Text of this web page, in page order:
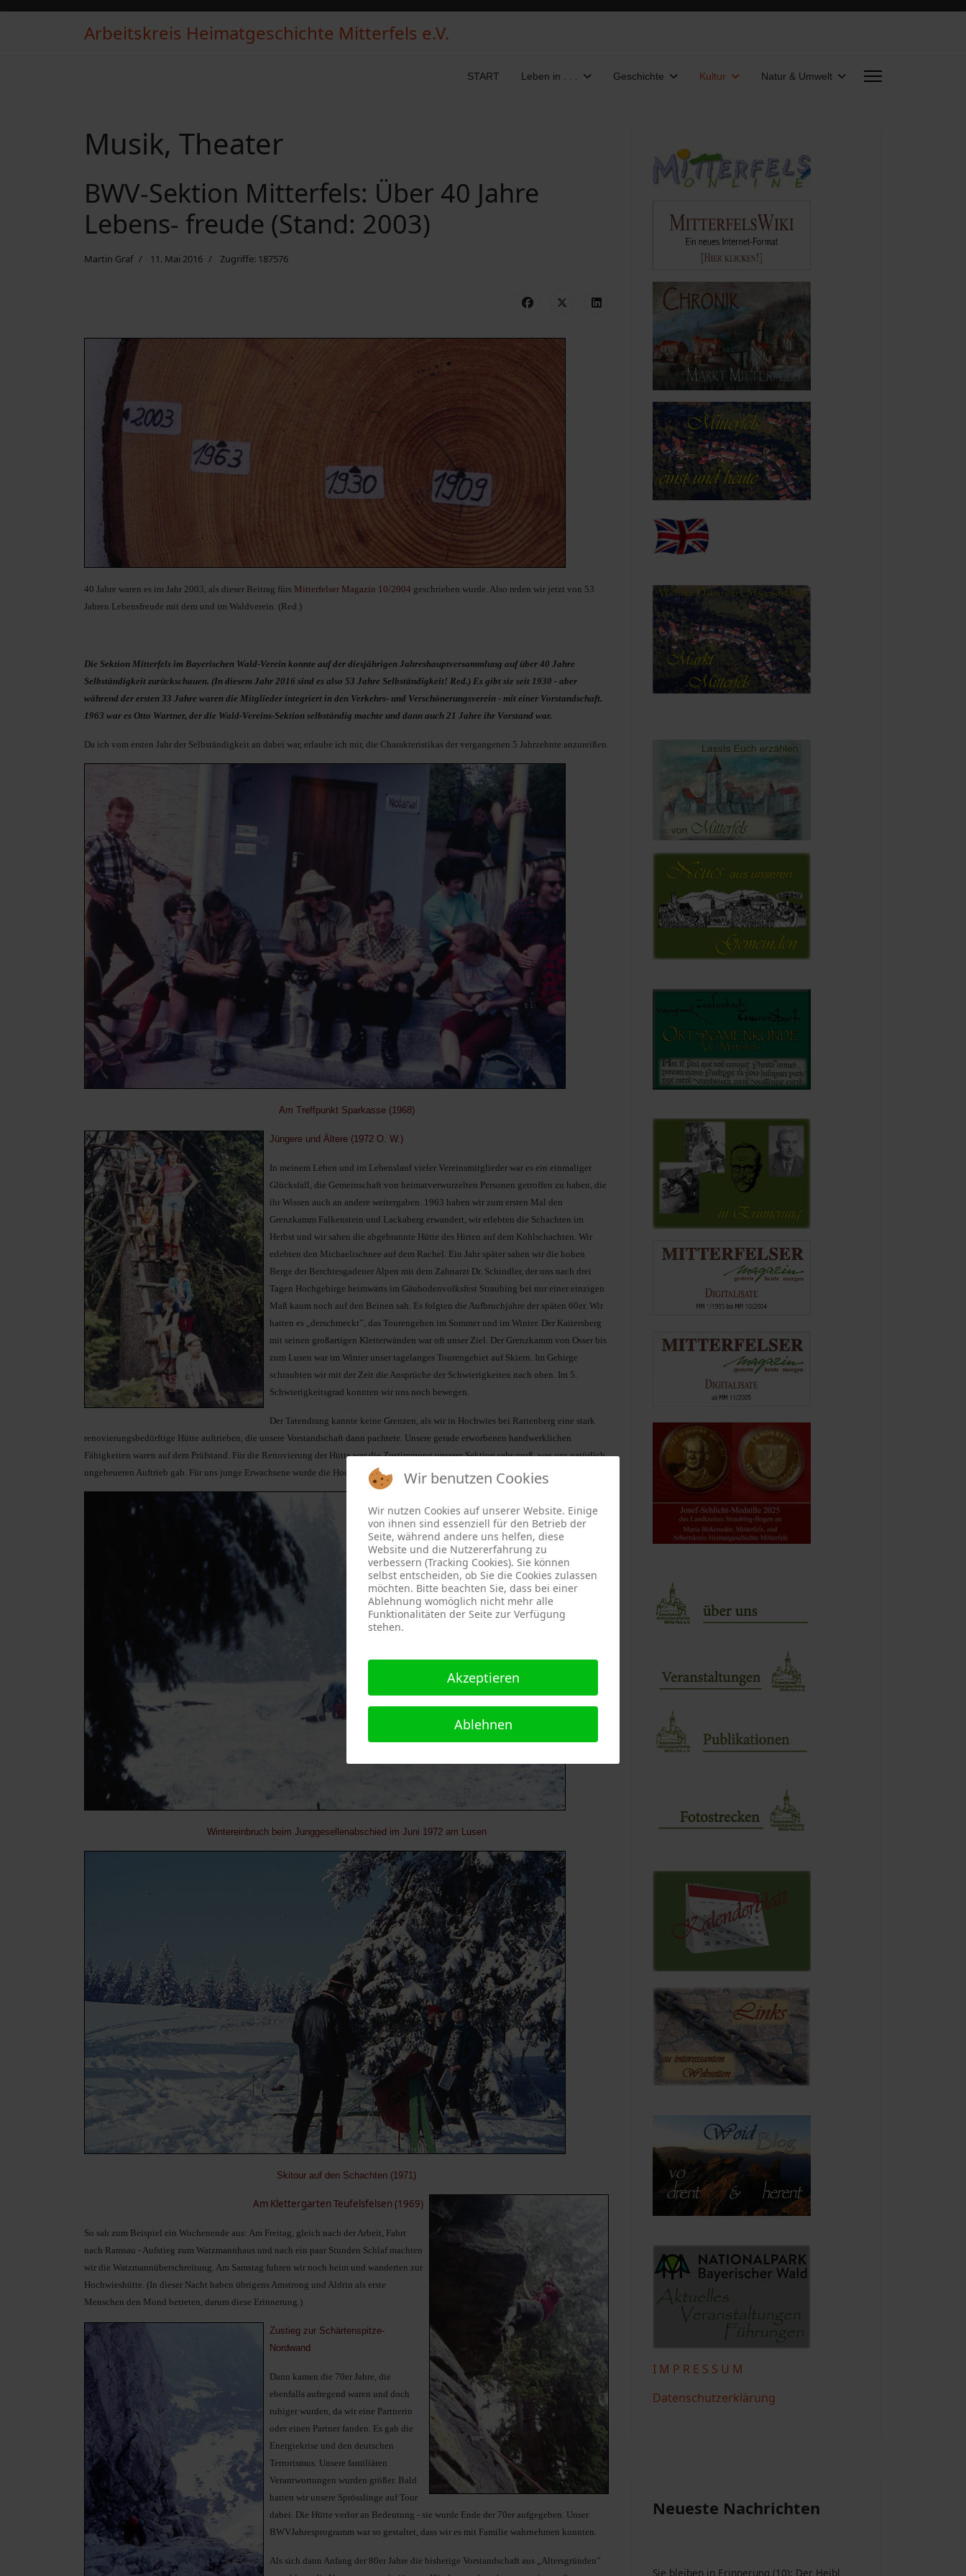
Arbeitskreis Heimatgeschichte Mitterfels e.V.
START Leben in . . . Geschichte Kultur Natur & Umwelt
Musik, Theater
BWV-Sektion Mitterfels: Über 40 Jahre
Lebens- freude (Stand: 2003)
Martin Graf 11. Mai 2016 Zugriffe: 187576
40 Jahre waren es im Jahr 2003, als dieser Beitrag fürs Mitterfelser Magazin 10/2004 geschrieben wurde. Also reden wir jetzt von 53
Jahren Lebensfreude mit dem und im Waldverein. (Red.)
Die Sektion Mitterfels im Bayerischen Wald-Verein konnte auf der diesjährigen Jahreshauptversammlung auf über 40 Jahre
Selbständigkeit zurückschauen. (In diesem Jahr 2016 sind es also 53 Jahre Selbständigkeit! Red.) Es gibt sie seit 1930 - aber
während der ersten 33 Jahre waren die Mitglieder integriert in den Verkehrs- und Verschönerungsverein - mit einer Vorstandschaft.
1963 war es Otto Wartner, der die Wald-Vereins-Sektion selbständig machte und dann auch 21 Jahre ihr Vorstand war.
Da ich vom ersten Jahr der Selbständigkeit an dabei war, erlaube ich mir, die Charakteristikas der vergangenen 5 Jahrzehnte anzureißen.
Am Treffpunkt Sparkasse (1968)
Jüngere und Ältere (1972 O. W.)
In meinem Leben und im Lebenslauf vieler Vereinsmitglieder war es ein einmaliger
Glücksfall, die Gemeinschaft von heimatverwurzelten Personen getroffen zu haben, die
ihr Wissen auch an andere weitergaben. 1963 haben wir zum ersten Mal den
Grenzkamm Falkenstein und Lackaberg erwandert, wir erlebten die Schachten im
Herbst und wir sahen die abgebrannte Hütte des Hirten auf dem Kohlschachten. Wir
erlebten den Michaelischnee auf dem Rachel. Ein Jahr später sahen wir die hohen
Berge der Berchtesgadener Alpen mit dem Zahnarzt Dr. Schindler, der uns nach drei
Tagen Hochgebirge heimwärts im Gäubodenvolksfest Straubing bei nur einer einzigen
Maß kaum noch auf den Beinen sah. Es folgten die Aufbruchjahre der späten 60er. Wir
hatten es „derschmeckt”, das Tourengehen im Sommer und im Winter. Der Kaitersberg
mit seinen großartigen Kletterwänden war oft unser Ziel. Der Grenzkamm von Osser bis
zum Lusen war im Winter unser tagelanges Tourengebiet auf Skiern. Im Gebirge
schraubten wir mit der Zeit die Ansprüche der Schwierigkeiten nach oben. Im 5.
Schwierigkeitsgrad konnten wir uns noch bewegen.
Der Tatendrang kannte keine Grenzen, als wir in Hochwies bei Rattenberg eine stark
renovierungsbedürftige Hütte auftrieben, die unsere Vorstandschaft dann pachtete. Unsere gerade erworbenen handwerklichen
Fähigkeiten waren auf dem Prüfstand. Für die Renovierung der Hütte war die Zustimmung unserer Sektion sehr groß, was uns natürlich
ungeheueren Auftrieb gab. Für uns junge Erwachsene wurde die Hochwieshütte zur zweiten Heimat.
Wintereinbruch beim Junggesellenabschied im Juni 1972 am Lusen
Skitour auf den Schachten (1971)
Am Klettergarten Teufelsfelsen (1969)
So sah zum Beispiel ein Wochenende aus: Am Freitag, gleich nach der Arbeit, Fahrt
nach Ramsau - Aufstieg zum Watzmannhaus und nach ein paar Stunden Schlaf machten
wir die Watzmannüberschreitung. Am Samstag fuhren wir noch heim und wanderten zur
Hochwieshütte. (In dieser Nacht haben übrigens Amstrong und Aldrin als erste
Menschen den Mond betreten, darum diese Erinnerung.)
Zustieg zur Schärtenspitze-
Nordwand
Dann kamen die 70er Jahre, die
ebenfalls aufregend waren und doch
ruhiger wurden, da wir eine Partnerin
oder einen Partner fanden. Es gab die
Energiekrise und den deutschen
Terrorismus. Unsere familiären
Verantwortungen wurden größer. Bald
hatten wir unsere Sprösslinge auf Tour
dabei. Die Hütte verlor an Bedeutung - sie wurde Ende der 70er aufgegeben. Unser
BWV­Jahresprogramm war so gestaltet, dass wir es mit Familie wahrnehmen konnten.
Als sich dann Anfang der 80er Jahre die bisherige Vorstandschaft aus „Altersgründen”
I M P R E S S U M
Datenschutzerklärung
Neueste Nachrichten
Sie bleiben in Erinnerung (10): Der Heibl
Wir benutzen Cookies
Wir nutzen Cookies auf unserer Website. Einige
von ihnen sind essenziell für den Betrieb der
Seite, während andere uns helfen, diese
Website und die Nutzererfahrung zu
verbessern (Tracking Cookies). Sie können
selbst entscheiden, ob Sie die Cookies zulassen
möchten. Bitte beachten Sie, dass bei einer
Ablehnung womöglich nicht mehr alle
Funktionalitäten der Seite zur Verfügung
stehen.
Akzeptieren
Ablehnen